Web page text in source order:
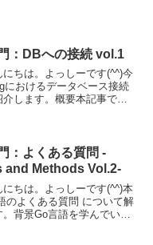
：DBへの接続 vol.1
にちは。よっしーです(^^)今
におけるデータベース接続
介します。概要本記事で
：よくある質問 -
and Methods Vol.2-
にちは。よっしーです(^^)本
のよくある質問 について解
背景Go言語を学んでいる